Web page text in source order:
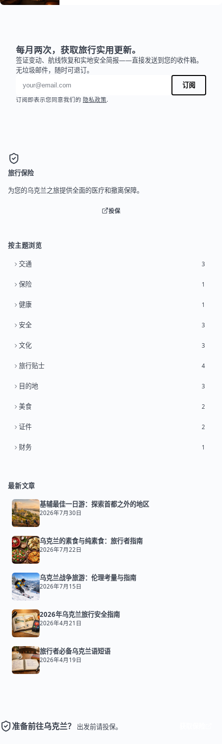
每月两次，获取旅行实用更新。
签证变动、航线恢复和实地安全简报——直接发送到您的收件箱。
无垃圾邮件，随时可退订。
电子邮件地址
订阅
订阅即表示您同意我们的 隐私政策.
旅行保险
为您的乌克兰之旅提供全面的医疗和撤离保障。
投保
按主题浏览
交通 3
保险 1
健康 1
安全 3
文化 3
旅行贴士 4
目的地 3
美食 2
证件 2
财务 1
最新文章
基辅最佳一日游：探索首都之外的地区
2026年7月30日
乌克兰的素食与纯素食：旅行者指南
2026年7月22日
乌克兰战争旅游：伦理考量与指南
2026年7月15日
2026年乌克兰旅行安全指南
2026年4月21日
旅行者必备乌克兰语短语
2026年4月19日
准备前往乌克兰？ 出发前请投保。